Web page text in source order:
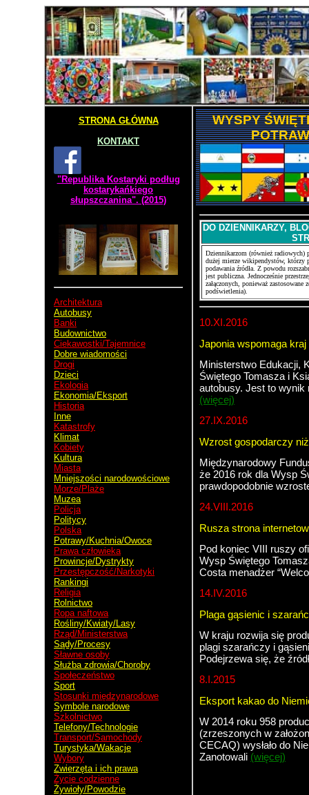
STRONA GŁÓWNA
KONTAKT
"Republika Kostaryki podług
kostarykańkiego
słupszczanina". (2015)
Architektura
Autobusy
Banki
Budownictwo
Ciekawostki/Tajemnice
Dobre wiadomości
Drogi
Dzieci
Ekologia
Ekonomia/Eksport
Historia
Inne
Katastrofy
Klimat
Kobiety
Kultura
Miasta
Mniejszości narodowościowe
Morze/Plaże
Muzea
Policja
Politycy
Polska
Potrawy/Kuchnia/Owoce
Prawa człowieka
Prowincje/Dystrykty
Przestępczość/Narkotyki
Rankingi
Religia
Rolnictwo
Ropa naftowa
Rośliny/Kwiaty/Lasy
Rząd/Ministerstwa
Sądy/Procesy
Sławne osoby
Służba zdrowia/Choroby
Społeczeństwo
Sport
Stosunki międzynarodowe
Symbole narodowe
Szkolnictwo
Telefony/Technologie
Transport/Samochody
Turystyka/Wakacje
Wybory
Zwierzęta i ich prawa
Życie codzienne
Żywioły/Powodzie
WYSPY
DO DZIENNIKARZY,
Dziennikarzom (również radiowych)
dużej mierze wikipendystów, którzy
podawania źródła. Z powodu
jest publiczna. Jednocześnie
załączonych, ponieważ
podświetlenia).
10.XI.2016
Japonia wspomaga
Ministerstwo Edukacji,
Świętego Tomasza i
autobusy. Jest to wynik
(więcej)
27.IX.2016
Wzrost gospodarczy
Międzynarodowy
że 2016 rok dla Wysp
prawdopodobnie
24.VIII.2016
Rusza strona
Pod koniec VIII ruszy
Wysp Świętego
Costa menadżer
14.IV.2016
Plaga gąsienic i
W kraju rozwija się
plagi szarańczy i
Podejrzewa się, że
8.I.2015
Eksport kakao do
W 2014 roku 958
(zrzeszonych w
CECAQ) wysłało do
Zanotowali (więcej)